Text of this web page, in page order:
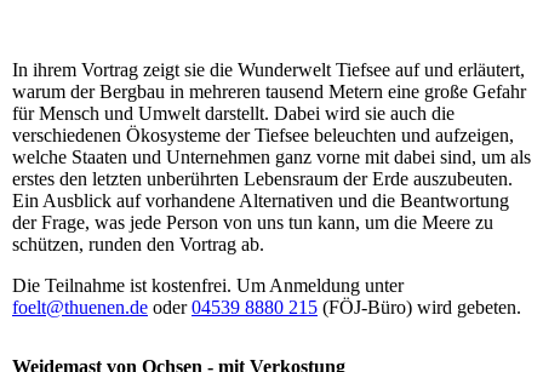
In ihrem Vortrag zeigt sie die Wunderwelt Tiefsee auf und erläutert,
warum der Bergbau in mehreren tausend Metern eine große Gefahr
für Mensch und Umwelt darstellt. Dabei wird sie auch die
verschiedenen Ökosysteme der Tiefsee beleuchten und aufzeigen,
welche Staaten und Unternehmen ganz vorne mit dabei sind, um als
erstes den letzten unberührten Lebensraum der Erde auszubeuten.
Ein Ausblick auf vorhandene Alternativen und die Beantwortung
der Frage, was jede Person von uns tun kann, um die Meere zu
schützen, runden den Vortrag ab.
Die Teilnahme ist kostenfrei. Um Anmeldung unter
foelt@thuenen.de oder04539 8880 215 (FÖJ-Büro) wird gebeten.
Weidemast von Ochsen - mit Verkostung